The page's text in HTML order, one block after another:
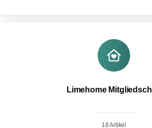
Limehome
18 Artikel